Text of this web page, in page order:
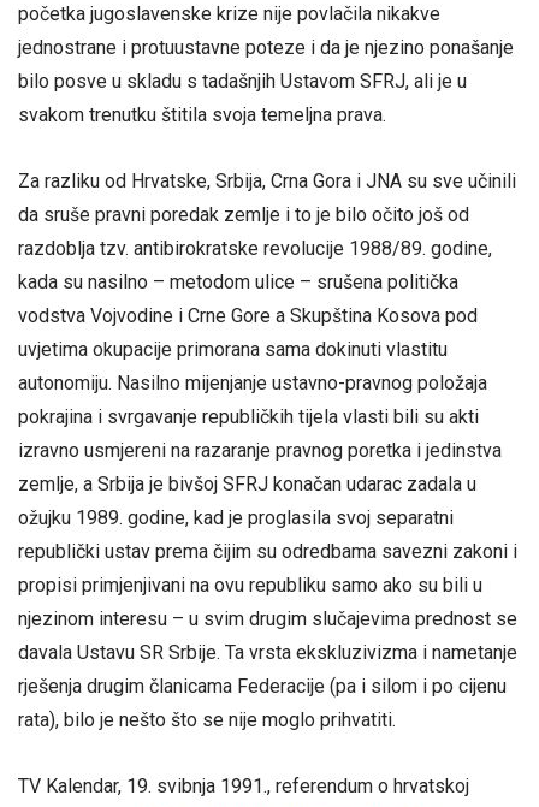
početka jugoslavenske krize nije povlačila nikakve
jednostrane i protuustavne poteze i da je njezino ponašanje
bilo posve u skladu s tadašnjih Ustavom SFRJ, ali je u
svakom trenutku štitila svoja temeljna prava.
Za razliku od Hrvatske, Srbija, Crna Gora i JNA su sve učinili
da sruše pravni poredak zemlje i to je bilo očito još od
razdoblja tzv. antibirokratske revolucije 1988/89. godine,
kada su nasilno – metodom ulice – srušena politička
vodstva Vojvodine i Crne Gore a Skupština Kosova pod
uvjetima okupacije primorana sama dokinuti vlastitu
autonomiju. Nasilno mijenjanje ustavno-pravnog položaja
pokrajina i svrgavanje republičkih tijela vlasti bili su akti
izravno usmjereni na razaranje pravnog poretka i jedinstva
zemlje, a Srbija je bivšoj SFRJ konačan udarac zadala u
ožujku 1989. godine, kad je proglasila svoj separatni
republički ustav prema čijim su odredbama savezni zakoni i
propisi primjenjivani na ovu republiku samo ako su bili u
njezinom interesu – u svim drugim slučajevima prednost se
davala Ustavu SR Srbije. Ta vrsta ekskluzivizma i nametanje
rješenja drugim članicama Federacije (pa i silom i po cijenu
rata), bilo je nešto što se nije moglo prihvatiti.
TV Kalendar, 19. svibnja 1991., referendum o hrvatskoj